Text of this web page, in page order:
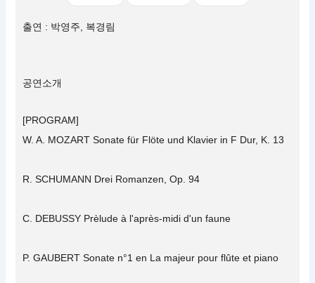
출연 : 박영주, 복경림
공연소개
[PROGRAM]
W. A. MOZART Sonate für Flöte und Klavier in F Dur, K. 13
R. SCHUMANN Drei Romanzen, Op. 94
C. DEBUSSY Prèlude à l'après-midi d'un faune
P. GAUBERT Sonate n°1 en La majeur pour flûte et piano